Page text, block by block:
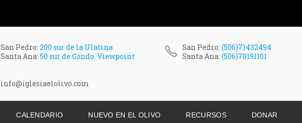
San Pedro: 200 sur de la Ulatina
Santa Ana: 50 sur de Condo. Viewpoint
San Pedro: (506)71432494
Santa Ana: (506)70191101
info@iglesiaelolivo.com
CALENDARIO NUEVO EN EL OLIVO RECURSOS DONAR